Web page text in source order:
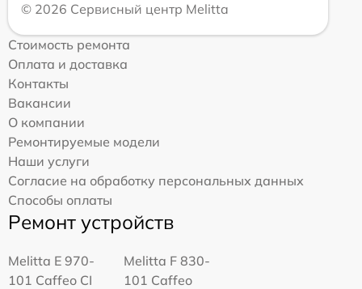
© 2026 Сервисный центр Melitta
Стоимость ремонта
Оплата и доставка
Контакты
Вакансии
О компании
Ремонтируемые модели
Наши услуги
Согласие на обработку персональных данных
Способы оплаты
Ремонт устройств
Melitta Е 970-
101 Caffeo CI
Melitta F 830-
101 Caffeo